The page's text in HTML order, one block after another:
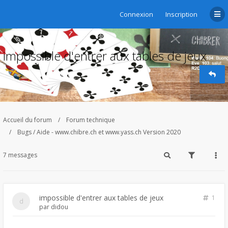
Connexion Inscription
impossible d'entrer aux tables de jeux
Accueil du forum
Forum technique
Bugs / Aide - www.chibre.ch et www.yass.ch Version 2020
7 messages
impossible d'entrer aux tables de jeux
1
par didou